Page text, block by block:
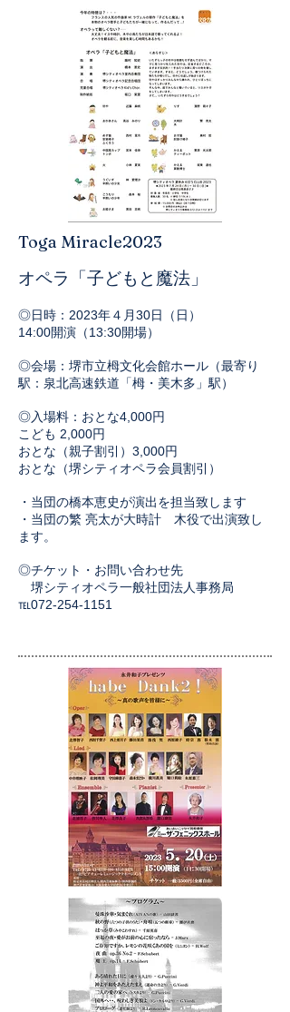
Toga Miracle2023
オペラ「子どもと魔法 」
◎日時：2023年４月30日（日）
14:00開演（13:30開場）
◎会場：堺市立栂文化会館ホール（最寄り
駅：泉北高速鉄道「栂・美木多」駅）
◎入場料：おとな4,000円
こども 2,000円
おとな（親子割引）3,000円
おとな（堺シティオペラ会員割引）
・当団の橋本恵史が演出を担当致します
・当団の繁 亮太が大時計 木役で出演致し
ます。
◎チケット・お問い合わせ先
堺シティオペラ一般社団法人事務局
℡072-254-1151